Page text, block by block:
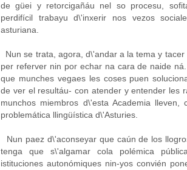
de güei y retorcigañáu nel so procesu,
perdifícil trabayu d\'inxerir nos vezos
asturiana.
Nun se trata, agora, d\'andar a la tema y
per referver nin por echar na cara de naide
que munches vegaes les coses puen
de ver el resultáu- con atender y entender les
munchos miembros d\'esta Academia lleven,
problemática llingüística d\'Asturies.
Nun paez d\'aconseyar que caún de los
tenga que s\'algamar cola polémica
istituciones autonómiques nin-yos convién